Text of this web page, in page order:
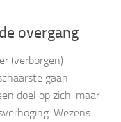
overgang
(verborgen)
gaan
doel op zich, maar
Wezens